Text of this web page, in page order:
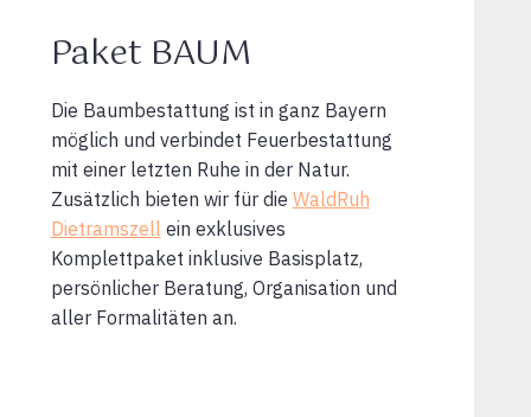
Paket BAUM
Die Baumbestattung ist in ganz Bayern
möglich und verbindet Feuerbestattung
mit einer letzten Ruhe in der Natur.
Zusätzlich bieten wir für die WaldRuh
Dietramszellein exklusives
Komplettpaket inklusive Basisplatz,
persönlicher Beratung, Organisation und
aller Formalitäten an.